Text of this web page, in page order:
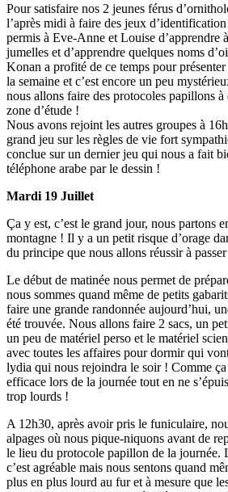
Pour satisfaire nos 2 jeunes férus
l’après midi à faire des jeux
permis à Eve-Anne et Louise d’apprendre
jumelles et d’apprendre quelques noms
Konan a profité de ce temps pour
la semaine et c’est encore un peu
nous allons faire des protocoles papillons
zone d’étude !
Nous avons rejoint les autres groupes à
grand jeu sur les règles de vie fort
conclue sur un dernier jeu qui nous a fait
téléphone arabe par le dessin !
Mardi 19 Juillet
Ça y est, c’est le grand jour, nous partons
montagne ! Il y a un petit risque d’orage
du principe que nous allons réussir à
Le début de matinée nous permet de
nous sommes quand même de petits
faire une grande randonnée aujourd’hui,
été trouvée. Nous allons faire 2 sacs, un
un peu de matériel perso et le matériel
avec toutes les affaires pour dormir qui
lydia qui nous rejoindra le soir ! Comme
efficace lors de la journée tout en ne
trop lourds !
A 12h30, après avoir pris le funiculaire,
alpages où nous pique-niquons avant de
le lieu du protocole papillon de la journée.
c’est agréable mais nous sentons quand
plus en plus lourd au fur et à mesure que